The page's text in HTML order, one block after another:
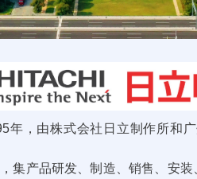
年，由株式会社日立制作所和
集产品研发、制造、销售、安